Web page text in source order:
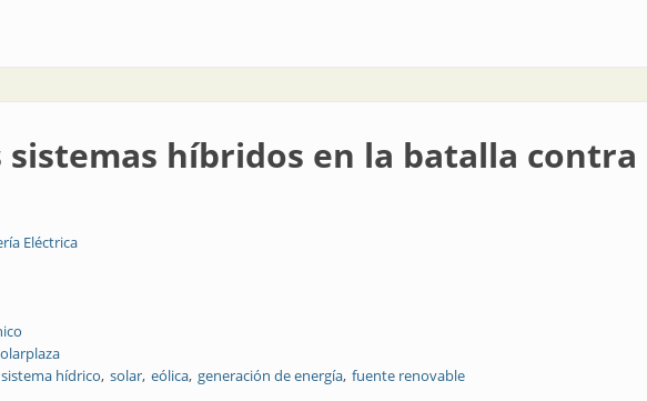
termosolar de América Latina
sistemas híbridos en la batalla
Eléctrica
sistema hídrico solar eólica generación de energía fuente renovable